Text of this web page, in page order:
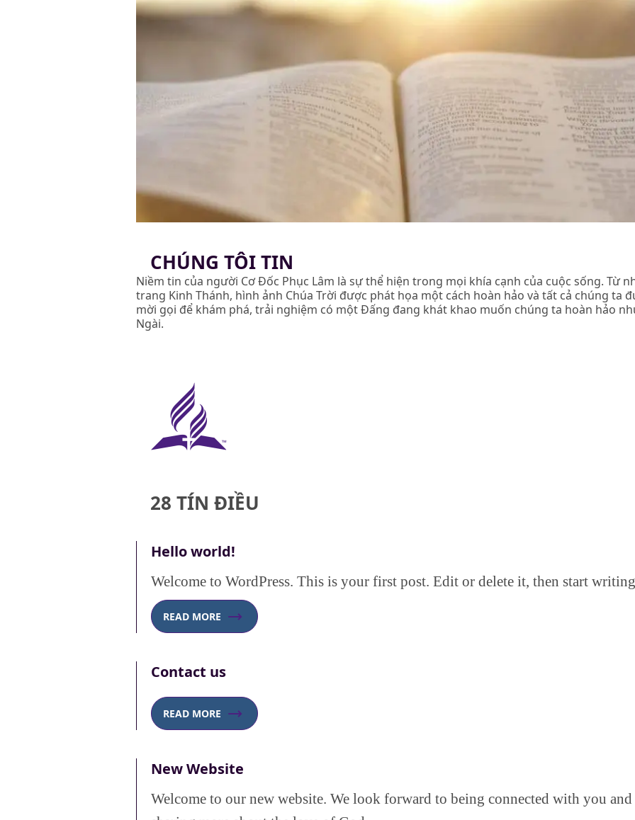
CHÚNG TÔI TIN
Niềm tin của người Cơ Đốc Phục Lâm là sự thể hiện trong mọi khía cạnh của cuộc sống. Từ
trang Kinh Thánh, hình ảnh Chúa Trời được phát họa một cách hoàn hảo và tất cả chúng ta
mời gọi để khám phá, trải nghiệm có một Đấng đang khát khao muốn chúng ta hoàn hảo
Ngài.
28 TÍN ĐIỀU
Hello world!
Welcome to WordPress. This is your first post. Edit or delete it, then start
READ MORE
Contact us
READ MORE
New Website
Welcome to our new website. We look forward to being connected with you and